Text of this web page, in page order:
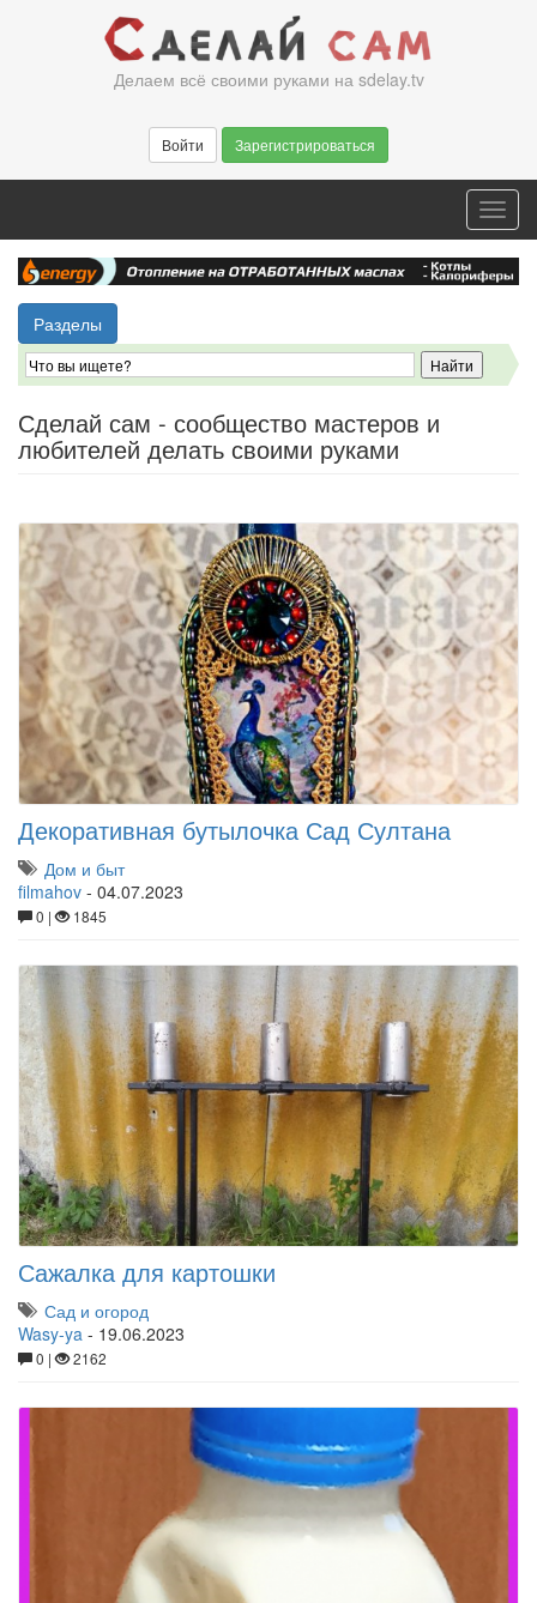
Делаем всё своими руками на sdelay.tv
Войти Зарегистрироваться
Разделы
Сделай сам - сообщество мастеров и
любителей делать своими руками
Декоративная бутылочка Сад Султана
Дом и быт
filmahov - 04.07.2023
0 | 1845
Сажалка для картошки
Сад и огород
Wasy-ya - 19.06.2023
0 | 2162